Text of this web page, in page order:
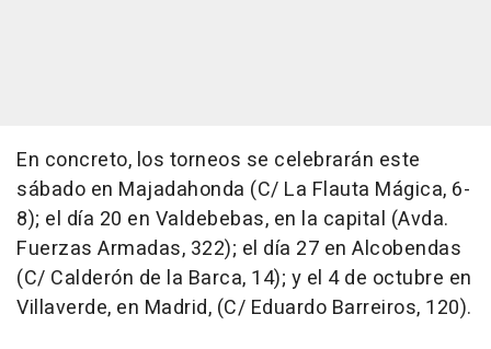
En concreto, los torneos se celebrarán este
sábado en Majadahonda (C/ La Flauta Mágica, 6-
8); el día 20 en Valdebebas, en la capital (Avda.
Fuerzas Armadas, 322); el día 27 en Alcobendas
(C/ Calderón de la Barca, 14); y el 4 de octubre en
Villaverde, en Madrid, (C/ Eduardo Barreiros, 120).